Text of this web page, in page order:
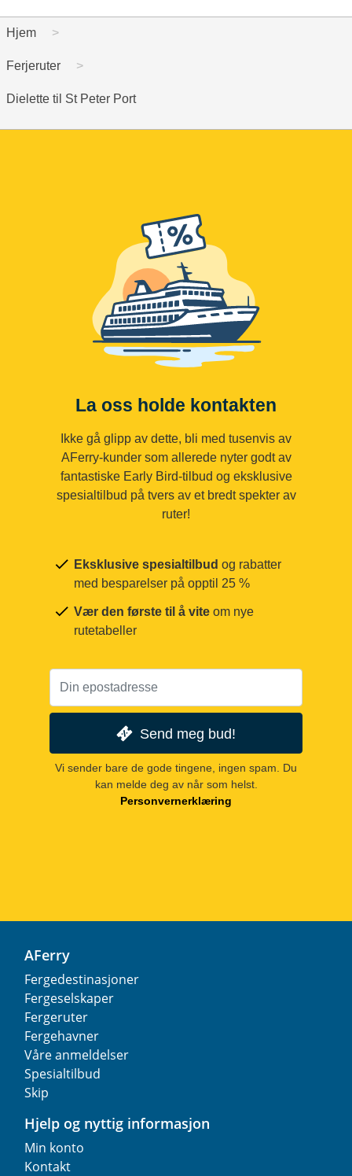
Hjem
Ferjeruter
Dielette til St Peter Port
La oss holde kontakten
Ikke gå glipp av dette, bli med tusenvis av
AFerry-kunder som allerede nyter godt av
fantastiske Early Bird-tilbud og eksklusive
spesialtilbud på tvers av et bredt spekter av
ruter!
Eksklusive spesialtilbud og rabatter
med besparelser på opptil 25 %
Vær den første til å vite om nye
rutetabeller
Send meg bud!
Vi sender bare de gode tingene, ingen spam. Du
kan melde deg av når som helst.
Personvernerklæring
AFerry
Fergedestinasjoner
Fergeselskaper
Fergeruter
Fergehavner
Våre anmeldelser
Spesialtilbud
Skip
Hjelp og nyttig informasjon
Min konto
Kontakt